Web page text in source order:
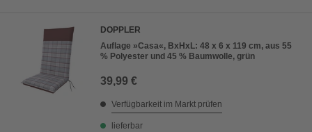
DOPPLER
Auflage »Casa«, BxHxL: 48 x 6 x 119 cm, aus 55
% Polyester und 45 % Baumwolle, grün
39,99 €
Verfügbarkeit im Markt prüfen
lieferbar